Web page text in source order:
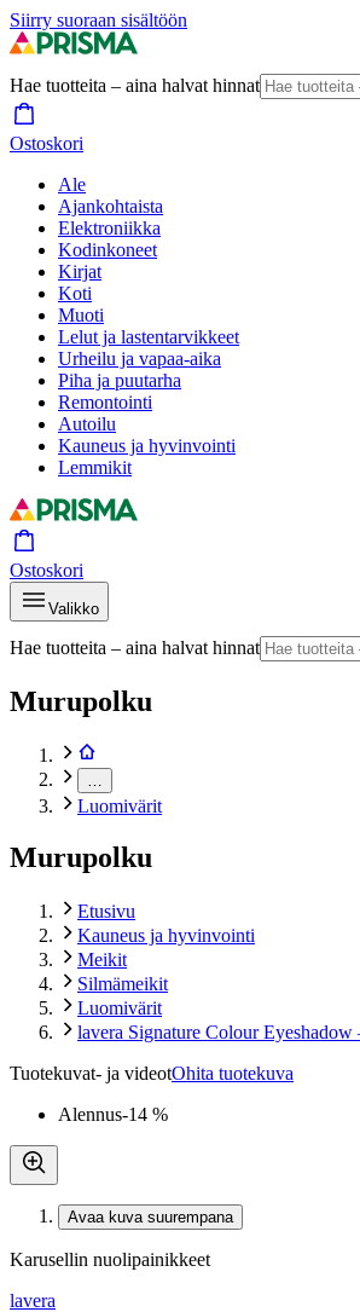
Siirry suoraan sisältöön
Hae tuotteita – aina halvat hinnat
Ostoskori
Ale
Ajankohtaista
Elektroniikka
Kodinkoneet
Kirjat
Koti
Muoti
Lelut ja lastentarvikkeet
Urheilu ja vapaa-aika
Piha ja puutarha
Remontointi
Autoilu
Kauneus ja hyvinvointi
Lemmikit
Ostoskori
Valikko
Hae tuotteita – aina halvat hinnat
Murupolku
Luomivärit
Murupolku
Etusivu
Kauneus ja hyvinvointi
Meikit
Silmämeikit
Luomivärit
lavera Signature Colour Eyeshadow
Tuotekuvat- ja videotOhita tuotekuva
Alennus-14 %
Avaa kuva suurempana
Karusellin nuolipainikkeet
lavera